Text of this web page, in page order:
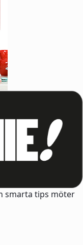
smarta tips möter